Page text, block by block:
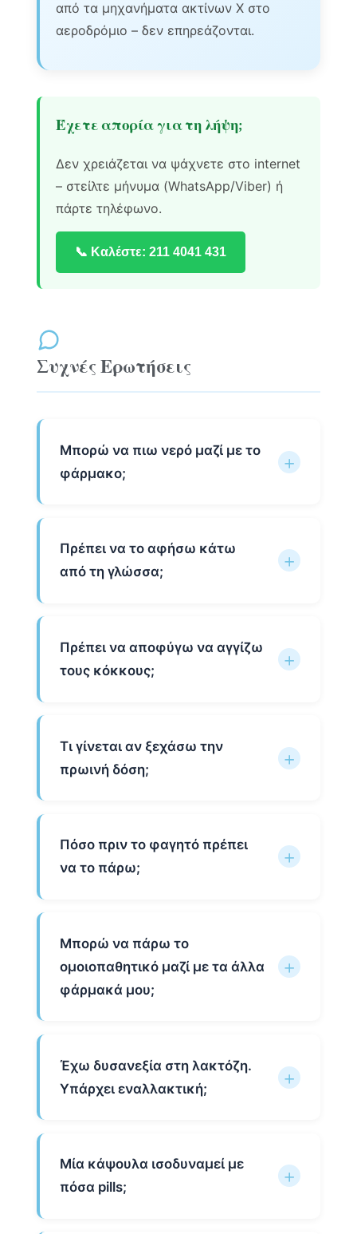
από τα μηχανήματα ακτίνων Χ στο
αεροδρόμιο – δεν επηρεάζονται.
Έχετε απορία για τη λήψη;
Δεν χρειάζεται να ψάχνετε στο internet
– στείλτε μήνυμα (WhatsApp/Viber) ή
πάρτε τηλέφωνο.
📞 Καλέστε: 211 4041 431
Συχνές Ερωτήσεις
Μπορώ να πιω νερό μαζί με το
φάρμακο;
Πρέπει να το αφήσω κάτω
από τη γλώσσα;
Πρέπει να αποφύγω να αγγίζω
τους κόκκους;
Τι γίνεται αν ξεχάσω την
πρωινή δόση;
Πόσο πριν το φαγητό πρέπει
να το πάρω;
Μπορώ να πάρω το
ομοιοπαθητικό μαζί με τα άλλα
φάρμακά μου;
Έχω δυσανεξία στη λακτόζη.
Υπάρχει εναλλακτική;
Μία κάψουλα ισοδυναμεί με
πόσα pills;